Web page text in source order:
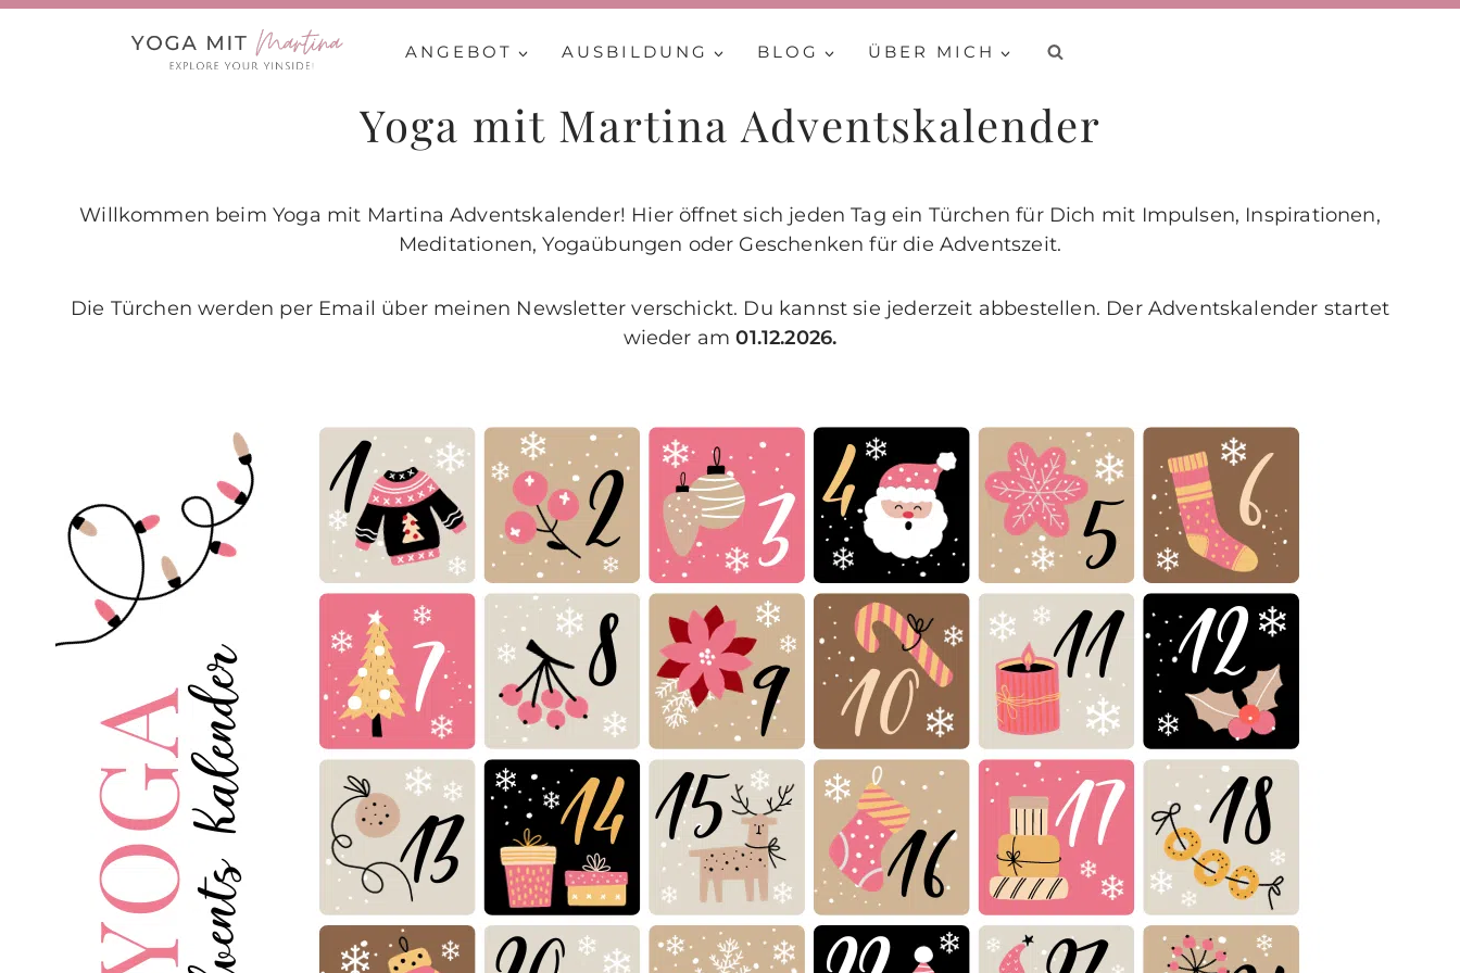
Zum
ANGEBOT AUSBILDUNG BLOG ÜBER MICH
Yoga mit Martina Adventskalender
Willkommen beim Yoga mit Martina Adventskalender! Hier öffnet sich jeden Tag ein Türchen für Dich mit Impulsen, Inspirationen,
Meditationen, Yogaübungen oder Geschenken für die Adventszeit.
Die Türchen werden per Email über meinen Newsletter verschickt. Du kannst sie jederzeit abbestellen. Der Adventskalender startet
wieder am01.12.2026.